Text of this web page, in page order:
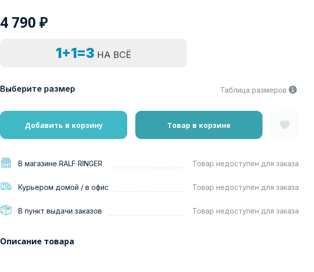
4 790 ₽
1+1=3 НА ВСЁ
Выберите размер Таблица размеров
Добавить в корзину Товар в корзине
В магазине RALF RINGER Товар недоступен для заказа
Курьером домой / в офис Товар недоступен для заказа
В пункт выдачи заказов Товар недоступен для заказа
Описание товара